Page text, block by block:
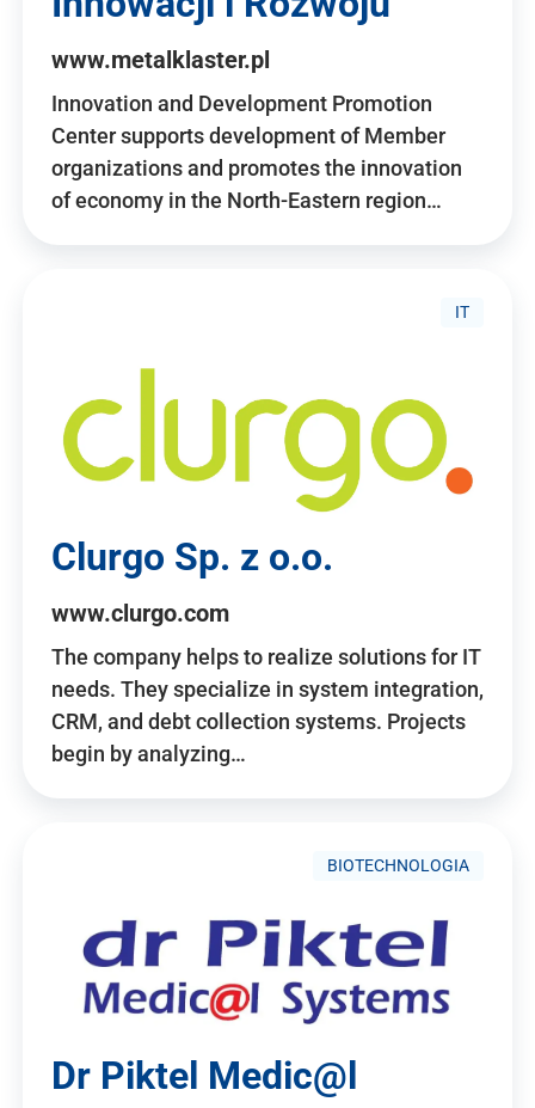
www.metalklaster.pl
Innovation and Development Promotion
Center supports development of Member
organizations and promotes the innovation
of economy in the North-Eastern region…
IT
Clurgo Sp. z o.o.
www.clurgo.com
The company helps to realize solutions for IT
needs. They specialize in system integration,
CRM, and debt collection systems. Projects
begin by analyzing…
BIOTECHNOLOGIA
Dr Piktel Medic@l